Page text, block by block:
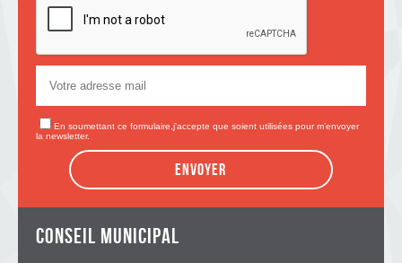
En soumettant ce formulaire,j'accepte que soient utilisées pour m’envoyer
la newsletter.
Envoyer
conseil municipal